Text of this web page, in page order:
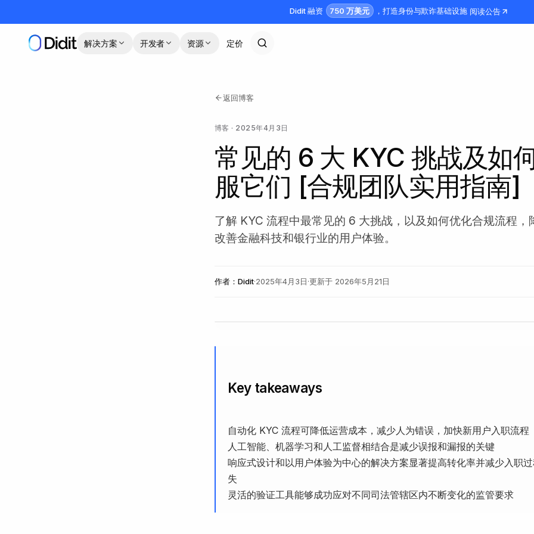
Didit 融资 750 万美元 ，打造身份与欺诈基础设施 阅读公告
解决方案 开发者 资源 定价
返回博客
博客 · 2025年4月3日
常见的 6 大 KYC 挑战及如
服它们 [合规团队实用指南]
了解 KYC 流程中最常见的 6 大挑战，以及如何优化合规流程，
改善金融科技和银行业的用户体验。
作者： Didit·2025年4月3日·更新于 2026年5月21日
Key takeaways
自动化 KYC 流程可降低运营成本，减少人为错误，加快新用户入职流程
人工智能、机器学习和人工监督相结合是减少误报和漏报的关键
响应式设计和以用户体验为中心的解决方案显著提高转化率并减少入职
失
灵活的验证工具能够成功应对不同司法管辖区内不断变化的监管要求